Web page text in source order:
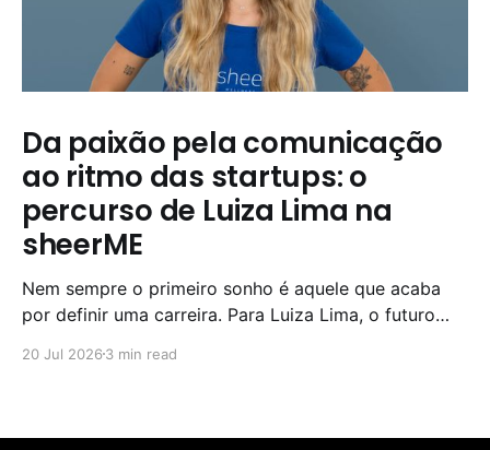
Da paixão pela comunicação
ao ritmo das startups: o
percurso de Luiza Lima na
sheerME
Nem sempre o primeiro sonho é aquele que acaba
por definir uma carreira. Para Luiza Lima, o futuro
adolescência, dedicou-se ao teatro e acreditava que
20 Jul 2026 3 min read